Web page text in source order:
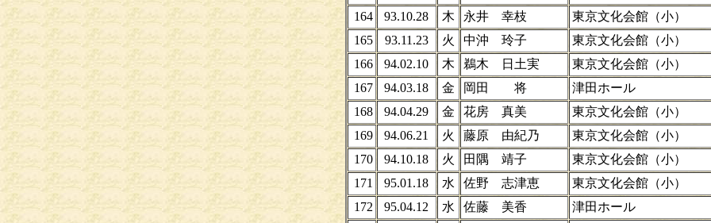
164
93.10.28 木 永井 幸枝
東京文化会館（小）
165
93.11.23 火 中沖 玲子
東京文化会館（小）
166
94.02.10 木 鵜木 日土実
東京文化会館（小）
167
94.03.18 金 岡田 将
津田ホール
168
94.04.29 金 花房 真美
東京文化会館（小）
169
94.06.21 火 藤原 由紀乃
東京文化会館（小）
170
94.10.18 火 田隅 靖子
東京文化会館（小）
171
95.01.18 水 佐野 志津恵
東京文化会館（小）
172
95.04.12 水 佐藤 美香
津田ホール